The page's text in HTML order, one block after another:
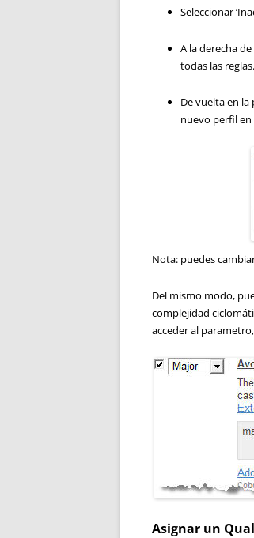
Seleccionar
A la derecha
todas las reglas.
De vuelta en la
nuevo perfil en
Nota: puedes
Del mismo modo,
complejidad
acceder al
Asignar un